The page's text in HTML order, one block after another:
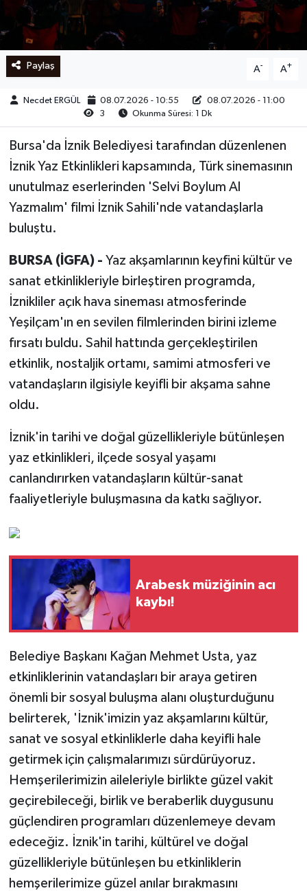
Paylaş A- A+
Necdet ERGÜL 08.07.2026 - 10:55
08.07.2026 - 11:00
3
Okunma Süresi: 1 Dk
Bursa'da İznik Belediyesi tarafından düzenlenen
İznik Yaz Etkinlikleri kapsamında, Türk sinemasının
unutulmaz eserlerinden 'Selvi Boylum Al
Yazmalım' filmi İznik Sahili'nde vatandaşlarla
buluştu.
BURSA (İGFA) - Yaz akşamlarının keyfini kültür ve
sanat etkinlikleriyle birleştiren programda,
İznikliler açık hava sineması atmosferinde
Yeşilçam'ın en sevilen filmlerinden birini izleme
fırsatı buldu. Sahil hattında gerçekleştirilen
etkinlik, nostaljik ortamı, samimi atmosferi ve
vatandaşların ilgisiyle keyifli bir akşama sahne
oldu.
İznik'in tarihi ve doğal güzellikleriyle bütünleşen
yaz etkinlikleri, ilçede sosyal yaşamı
canlandırırken vatandaşların kültür-sanat
faaliyetleriyle buluşmasına da katkı sağlıyor.
Arabesk müziğinin acı
kaybı!
Belediye Başkanı Kağan Mehmet Usta, yaz
etkinliklerinin vatandaşları bir araya getiren
önemli bir sosyal buluşma alanı oluşturduğunu
belirterek, 'İznik'imizin yaz akşamlarını kültür,
sanat ve sosyal etkinliklerle daha keyifli hale
getirmek için çalışmalarımızı sürdürüyoruz.
Hemşerilerimizin aileleriyle birlikte güzel vakit
geçirebileceği, birlik ve beraberlik duygusunu
güçlendiren programları düzenlemeye devam
edeceğiz. İznik'in tarihi, kültürel ve doğal
güzellikleriyle bütünleşen bu etkinliklerin
hemşerilerimize güzel anılar bırakmasını
Ege
İzmir
İletişim
Künye
Yerel